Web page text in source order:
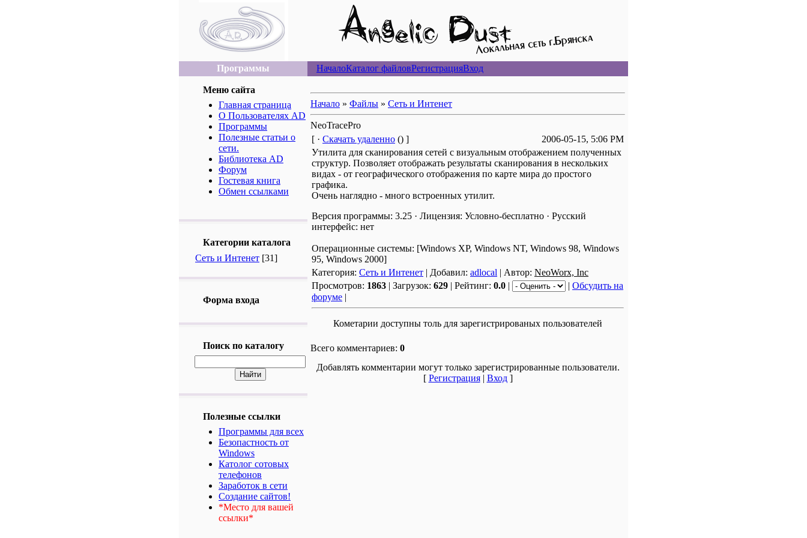
Программы НачалоКаталог файловРегистрацияВход
Меню сайта
Главная страница
О Пользователях AD
Программы
Полезные статьи о
сети.
Библиотека AD
Форум
Гостевая книга
Обмен ссылками
Категории каталога
Сеть и Интенет [31]
Форма входа
Поиск по каталогу
Полезные ссылки
Программы для всех
Безопастность от
Windows
Католог сотовых
телефонов
Заработок в сети
Создание сайтов!
*Место для вашей
ссылки*
Начало » Файлы » Сеть и Интенет
NeoTracePro
[ · Скачать удаленно () ]
2006-05-15, 5:06 PM
Утилита для сканирования сетей с визуальным отображением полученных
структур. Позволяет отображать результаты сканирования в нескольких
видах - от географического отображения по карте мира до простого
графика.
Очень наглядно - много встроенных утилит.
Версия программы: 3.25 · Лицензия: Условно-бесплатно · Русский
интерфейс: нет
Операционные системы: [Windows XP, Windows NT, Windows 98, Windows
95, Windows 2000]
Категория: Сеть и Интенет | Добавил: adlocal | Автор: NeoWorx, Inc
Просмотров: 1863 | Загрузок: 629 | Рейтинг: 0.0 | | Обсудить на
форуме |
Кометарии доступны толь для зарегистрированых пользователей
Всего комментариев: 0
Добавлять комментарии могут только зарегистрированные пользователи.
[ Регистрация| Вход]